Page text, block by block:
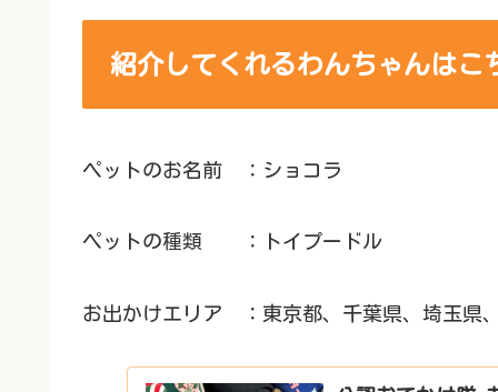
紹介してくれるわんちゃんはこ
ペットのお名前 ：ショコラ
ペットの種類 ：トイプードル
お出かけエリア ：東京都、千葉県、埼玉県